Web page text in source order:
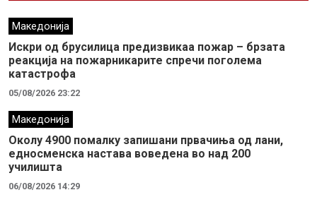
Македонија
Искри од брусилица предизвикаа пожар – брзата
реакција на пожарникарите спречи поголема
катастрофа
05/08/2026 23:22
Македонија
Околу 4900 помалку запишани првачиња од лани,
едносменска настава воведена во над 200
училишта
06/08/2026 14:29